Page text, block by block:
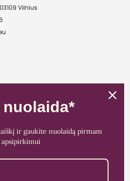
Vilnius
nuolaida*
ir gaukite nuolaidą pirmam
apsipirkimui